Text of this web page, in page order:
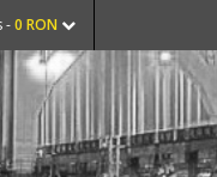
-0 RON